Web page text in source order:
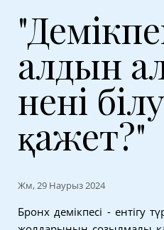
алдын
нені білу
қажет?"
Жм, 29 Наурыз 2024
Бронх демікпесі - ентігу